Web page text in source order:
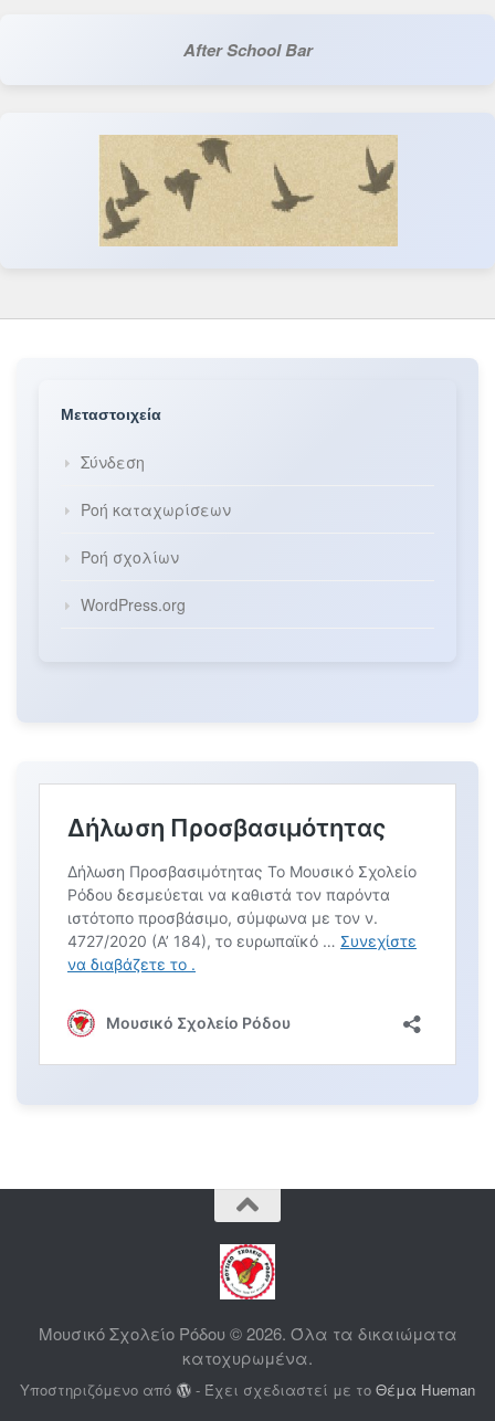
After School Bar
Μεταστοιχεία
Σύνδεση
Ροή καταχωρίσεων
Ροή σχολίων
WordPress.org
Μουσικό Σχολείο Ρόδου © 2026. Όλα τα δικαιώματα
κατοχυρωμένα.
Υποστηριζόμενο από - Έχει σχεδιαστεί με το Θέμα Ηueman